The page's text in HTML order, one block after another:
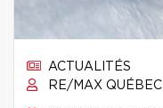
ACTUALITÉS
RE/MAX QUÉBEC